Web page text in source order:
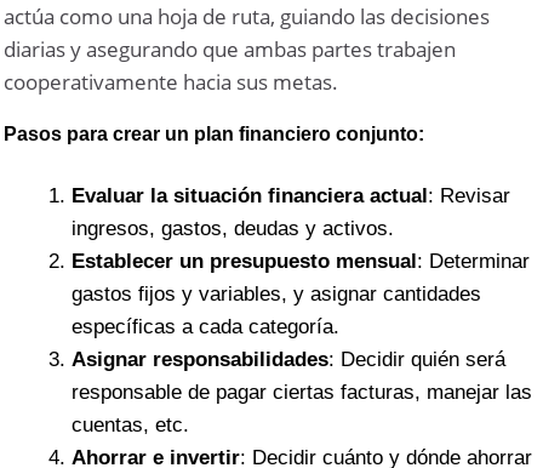
actúa como una hoja de ruta, guiando las decisiones
diarias y asegurando que ambas partes trabajen
cooperativamente hacia sus metas.
Pasos para crear un plan financiero conjunto:
Evaluar la situación financiera actual: Revisar
ingresos, gastos, deudas y activos.
Establecer un presupuesto mensual: Determinar
gastos fijos y variables, y asignar cantidades
específicas a cada categoría.
Asignar responsabilidades: Decidir quién será
responsable de pagar ciertas facturas, manejar las
cuentas, etc.
Ahorrar e invertir: Decidir cuánto y dónde ahorrar